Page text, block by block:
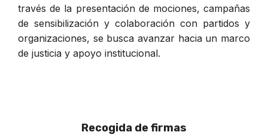
través de la presentación de mociones, campañas
de sensibilización y colaboración con partidos y
organizaciones, se busca avanzar hacia un marco
de justicia y apoyo institucional.
Recogida de firmas